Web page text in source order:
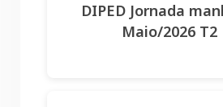
DIPED Jornada
Maio/2026 T2